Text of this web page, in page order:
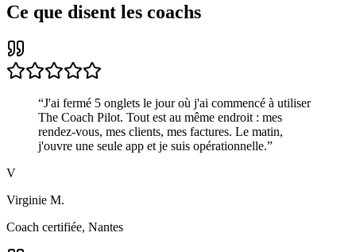
Ce que disent les coachs
“J'ai fermé 5 onglets le jour où j'ai commencé à utiliser
The Coach Pilot. Tout est au même endroit : mes
rendez-vous, mes clients, mes factures. Le matin,
j'ouvre une seule app et je suis opérationnelle.”
V
Virginie M.
Coach certifiée, Nantes